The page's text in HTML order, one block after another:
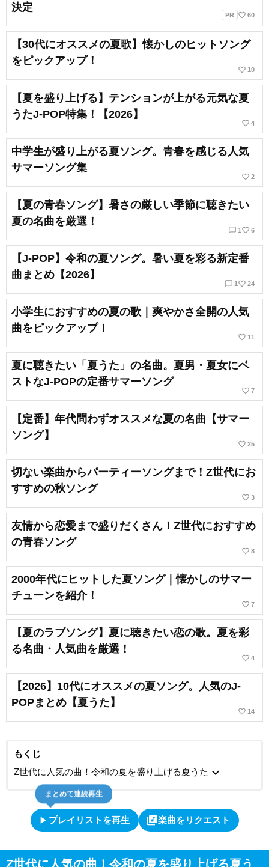
決定
PR favorite_border 60
【30代にオススメの夏歌】懐かしのヒットソング
をピックアップ！
favorite_border 10
【夏を盛り上げる】テンションが上がる元気な夏
うたJ-POP特集！【2026】
favorite_border 4
中学生が盛り上がる夏ソング。青春を感じる人気
サマーソング集
favorite_border 2
【夏の青春ソング】暑さの厳しい季節に聴きたい
夏の名曲を厳選！
chat_bubble_outline 1 favorite_border 6
【J-POP】令和の夏ソング。暑い夏を彩る新定番
曲まとめ【2026】
chat_bubble_outline 1 favorite_border 24
小学生におすすめの夏の歌｜爽やかさ全開の人気
曲をピックアップ！
favorite_border 11
夏に聴きたい「夏うた」の名曲。夏男・夏女にベ
ストなJ-POPの定番サマーソング
favorite_border 7
【定番】年代問わずオススメな夏の名曲【サマー
ソング】
favorite_border 25
切ない楽曲からパーティーソングまで！Z世代にお
すすめの秋ソング
favorite_border 3
友情から恋愛まで盛りだくさん！Z世代におすすめ
の青春ソング
favorite_border 8
2000年代にヒットした夏ソング｜懐かしのサマー
チューンを紹介！
favorite_border 7
【夏のラブソング】夏に聴きたい恋の歌。夏を彩
る名曲・人気曲を厳選！
favorite_border 4
【2026】10代にオススメの夏ソング。人気のJ-
POPまとめ【夏うた】
favorite_border 14
もくじ
Z世代に人気の曲！令和の夏を盛り上げる夏うた expand_more
play_arrow プレイリストを再生
まとめて連続再生
library_music楽曲をリクエスト
Z世代に人気の曲！令和の夏を盛り上げる夏う